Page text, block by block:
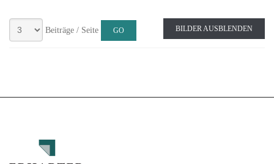
Beiträge / Seite BILDER AUSBLENDEN